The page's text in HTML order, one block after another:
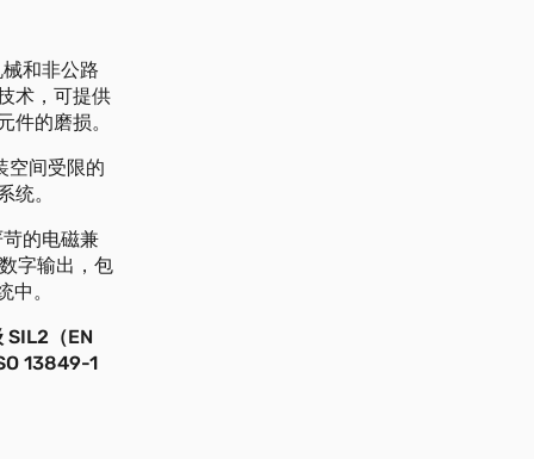
和非公路
术，可提供
件的磨损。
空间受限的
统。
的电磁兼
字输出，包
。
SIL2（EN
13849-1